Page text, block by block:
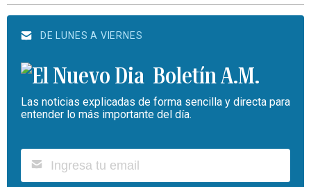
DE LUNES A VIERNES
Boletín A.M.
Las noticias explicadas de forma sencilla y directa para
entender lo más importante del día.